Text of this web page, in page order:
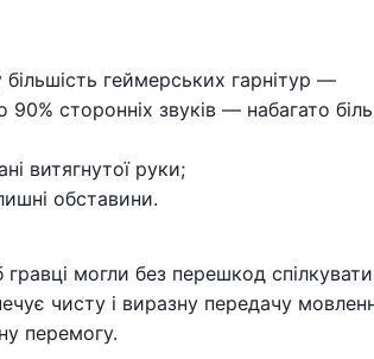
геймерських гарнітур —
сторонніх звуків — набагато
витягнутої руки;
обставини.
могли без перешкод
чисту і виразну передачу
перемогу.